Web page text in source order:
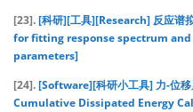
[23].[科研][工具][Research] 反应谱
for fitting response spectrum
parameters]
[24].[Software][科研小工具] 力-位
Cumulative Dissipated Energy